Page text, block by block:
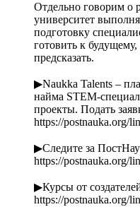
Отдельно говорим о
университет
подготовку
готовить к
предсказать.
▶︎Naukka Talents –
найма STEM-
проекты. Подать
https://postnauka.org/
▶︎Следите за
https://postnauka.org/
▶Курсы от
https://postnauka.org/